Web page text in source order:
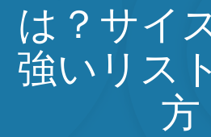
は？サイ
強いリス
方